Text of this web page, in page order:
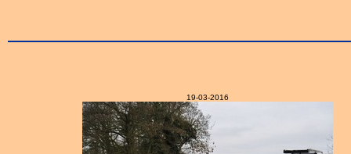
19-03-2016